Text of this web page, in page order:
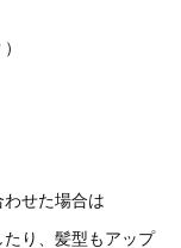
せた場合は
り、髪型もアップ